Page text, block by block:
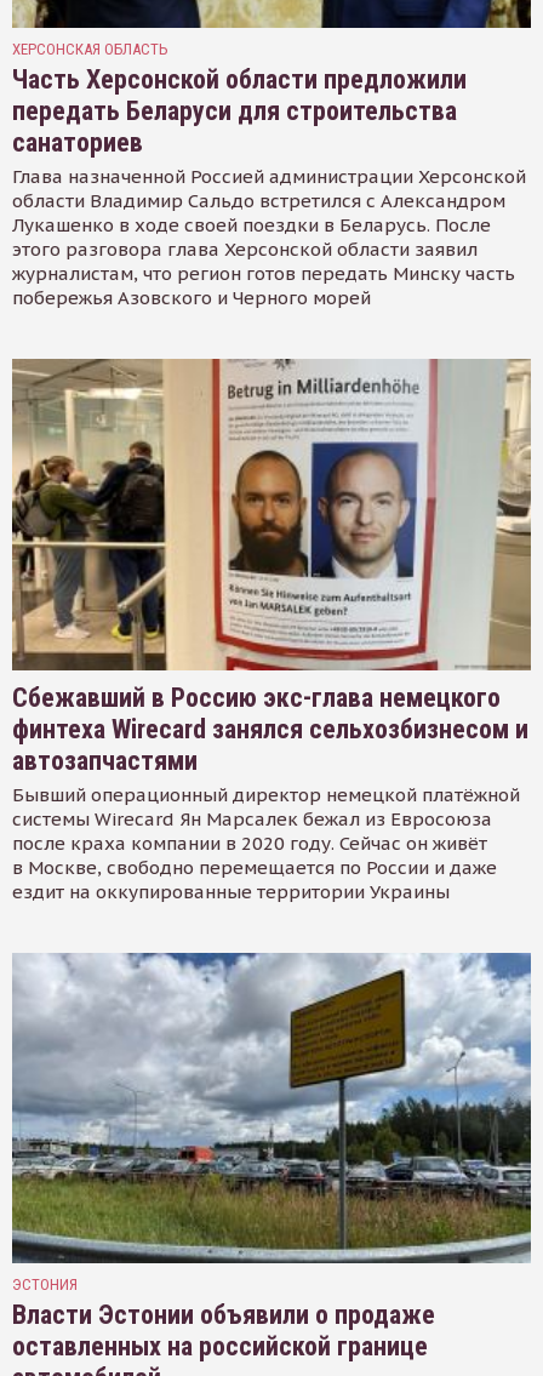
ХЕРСОНСКАЯ ОБЛАСТЬ
Часть Херсонской области предложили
передать Беларуси для строительства
санаториев
Глава назначенной Россией администрации Херсонской
области Владимир Сальдо встретился с Александром
Лукашенко в ходе своей поездки в Беларусь. После
этого разговора глава Херсонской области заявил
журналистам, что регион готов передать Минску часть
побережья Азовского и Черного морей
Сбежавший в Россию экс-глава немецкого
финтеха Wirecard занялся сельхозбизнесом и
автозапчастями
Бывший операционный директор немецкой платёжной
системы Wirecard Ян Марсалек бежал из Евросоюза
после краха компании в 2020 году. Сейчас он живёт
в Москве, свободно перемещается по России и даже
ездит на оккупированные территории Украины
ЭСТОНИЯ
Власти Эстонии объявили о продаже
оставленных на российской границе